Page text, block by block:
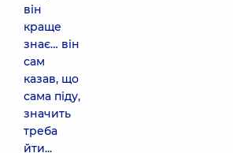
він
краще
знає… він
сам
казав, що
сама піду,
значить
треба
йти...